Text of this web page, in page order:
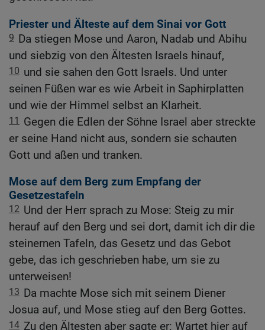
Priester und Älteste auf dem Sinai vor Gott
9 Da stiegen Mose und Aaron, Nadab und Abihu
und siebzig von den Ältesten Israels hinauf,
10 und sie sahen den Gott Israels. Und unter
seinen Füßen war es wie Arbeit in Saphirplatten
und wie der Himmel selbst an Klarheit.
11 Gegen die Edlen der Söhne Israel aber streckte
er seine Hand nicht aus, sondern sie schauten
Gott und aßen und tranken.
Mose auf dem Berg zum Empfang der
Gesetzestafeln
12 Und der Herr sprach zu Mose: Steig zu mir
herauf auf den Berg und sei dort, damit ich dir die
steinernen Tafeln, das Gesetz und das Gebot
gebe, das ich geschrieben habe, um sie zu
unterweisen!
13 Da machte Mose sich mit seinem Diener
Josua auf, und Mose stieg auf den Berg Gottes.
14 Zu den Ältesten aber sagte er: Wartet hier auf